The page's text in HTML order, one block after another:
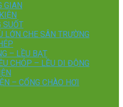
GIAN
SUỐT
LỚN CHE SÂN TRƯỜNG
– LỀU BẠT
CHÓP – LỀU DI ĐỘNG
– CỔNG CHÀO HƠI